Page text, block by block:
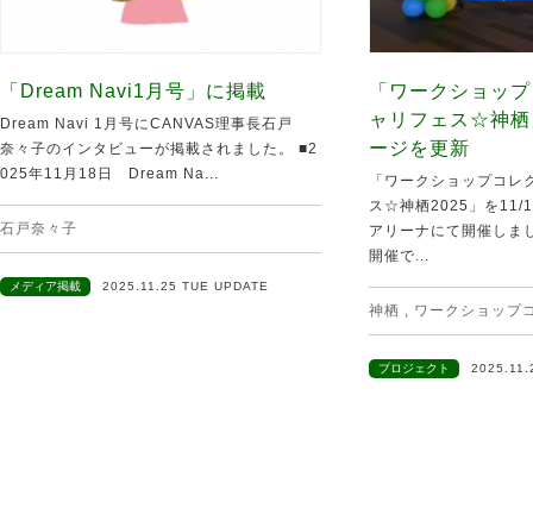
「Dream Navi1月号」に掲載
Dream Navi 1月号にCANVAS理事長石戸
奈々子のインタビューが掲載されました。 ■2
025年11月18日 Dream Na...
石戸奈々子
メディア掲載 2025.11.25 TUE UPDATE
「ワークショッ
ャリフェス☆神
ージを更新
「ワークショップコ
ス☆神栖2025」を11/
アリーナにて開催しま
開催で...
神栖 , ワークショップ
プロジェクト